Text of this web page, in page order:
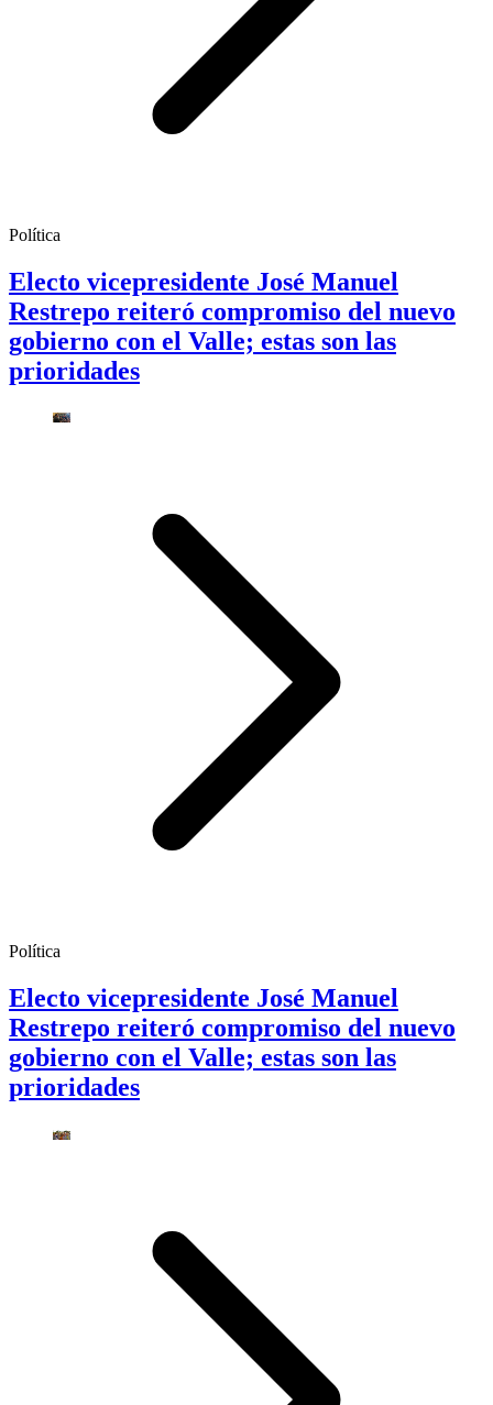
Política
Electo vicepresidente José Manuel
Restrepo reiteró compromiso del nuevo
gobierno con el Valle; estas son las
prioridades
Política
Electo vicepresidente José Manuel
Restrepo reiteró compromiso del nuevo
gobierno con el Valle; estas son las
prioridades